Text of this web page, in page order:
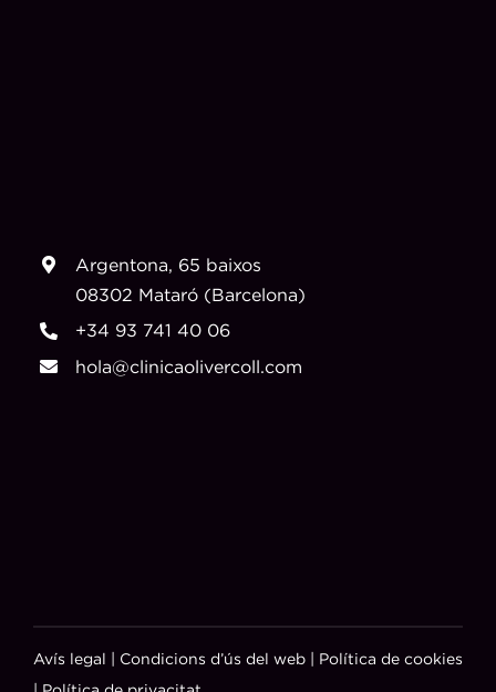
Argentona, 65 baixos
08302 Mataró (Barcelona)
+34 93 741 40 06
hola@clinicaolivercoll.com
Avís legal Condicions d’ús del web|
Política de cookies